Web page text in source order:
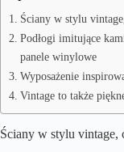
Ściany w stylu
Podłogi imitujące
panele winylowe
Wyposażenie
Vintage to także
Ściany w stylu vintage,